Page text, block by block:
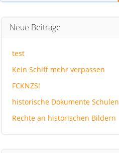
Neue Beiträge
test
Kein Schiff mehr verpassen
FCKNZS!
historische Dokumente Schulen
Rechte an historischen Bildern